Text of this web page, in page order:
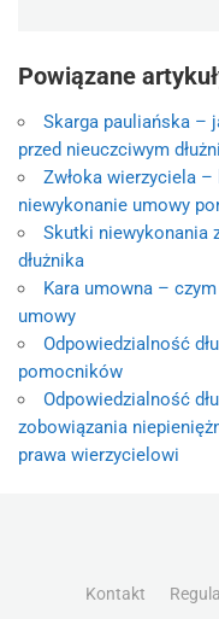
Powiązane
Skarga pauliańska –
przed nieuczciwym
Zwłoka wierzyciela
niewykonanie umowy
Skutki niewykonania
dłużnika
Kara umowna –
umowy
Odpowiedzialność
pomocników
Odpowiedzialność
zobowiązania
prawa wierzycielowi
Kontakt